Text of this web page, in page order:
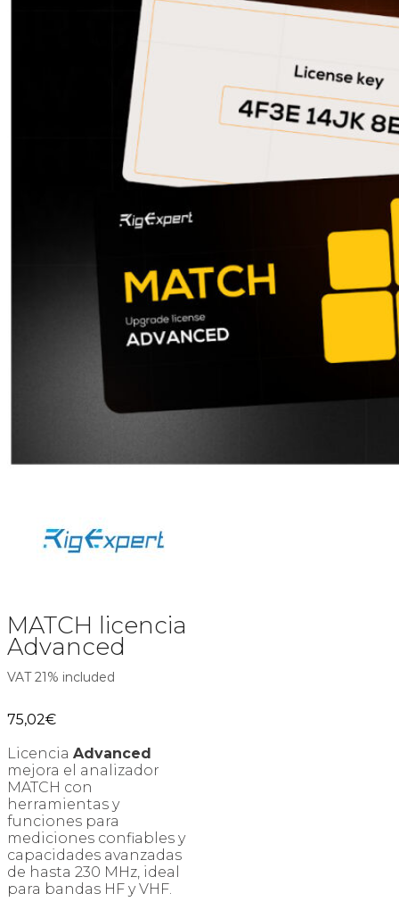
MATCH licencia
Advanced
VAT 21% included
75,02€
Licencia Advanced
mejora el analizador
MATCH con
herramientas y
funciones para
mediciones confiables y
capacidades avanzadas
de hasta 230 MHz, ideal
para bandas HF y VHF.